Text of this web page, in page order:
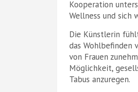
Kooperation
Wellness und sich
Die Künstlerin
das Wohlbefinden
von Frauen
Möglichkeit,
Tabus anzuregen.